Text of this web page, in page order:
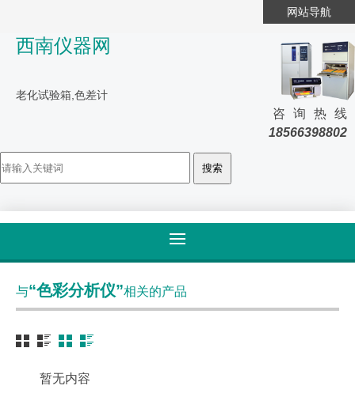
网站导航
西南仪器网
老化试验箱,色差计
咨询热线
18566398802
与“色彩分析仪”相关的产品
暂无内容